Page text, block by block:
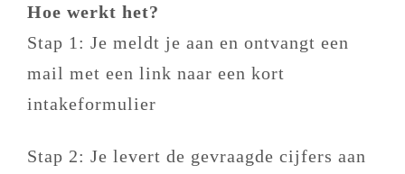
Hoe werkt het?
Stap 1: Je meldt je aan en ontvangt een
mail met een link naar een kort
intakeformulier
Stap 2: Je levert de gevraagde cijfers aan